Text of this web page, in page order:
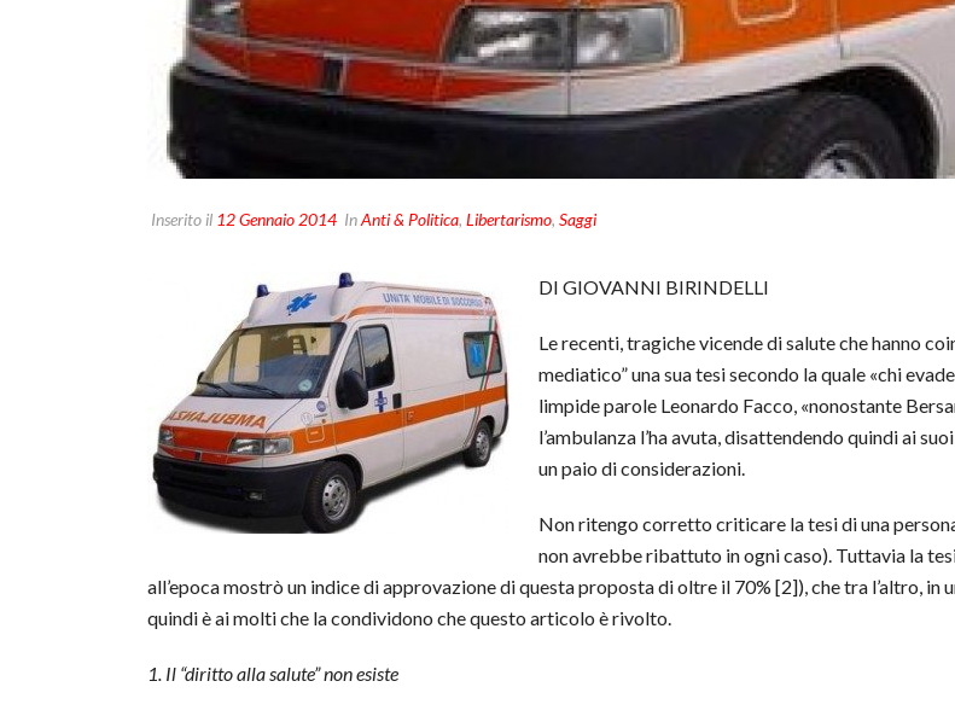
Inserito il 12 Gennaio 2014 InAnti & Politica, Libertarismo, Saggi
DI GIOVANNI BIRINDELLI
Le recenti, tragiche vicende di salute che hanno
mediatico” una sua tesi secondo la quale «chi
limpide parole Leonardo Facco, «nonostante
l’ambulanza l’ha avuta, disattendendo quindi ai
un paio di considerazioni.
Non ritengo corretto criticare la tesi di una
non avrebbe ribattuto in ogni caso). Tuttavia la
all’epoca mostrò un indice di approvazione di questa proposta di oltre il 70% [2]), che tra l’altro, in
quindi è ai molti che la condividono che questo articolo è rivolto.
1. Il “diritto alla salute” non esiste